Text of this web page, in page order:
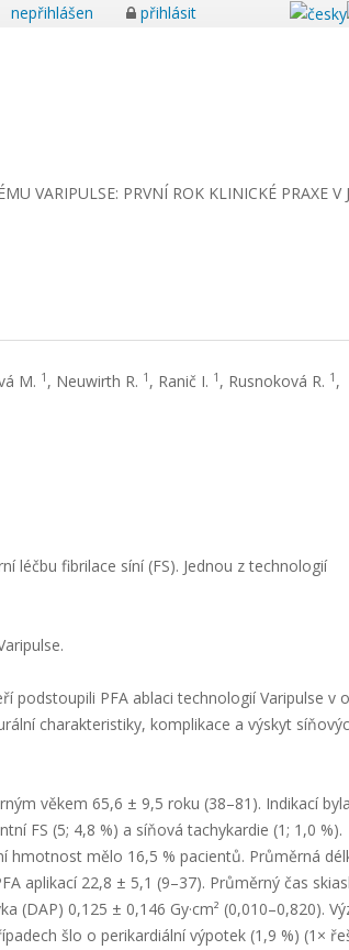
nepřihlášen přihlásit
VARIPULSE: PRVNÍ ROK KLINICKÉ PRAXE V
M. 1 , Neuwirth R. 1 , Ranič I. 1 , Rusnoková R. 1 ,
léčbu fibrilace síní (FS). Jednou z technologií
podstoupili PFA ablaci technologií Varipulse v
charakteristiky, komplikace a výskyt
věkem 65,6 ± 9,5 roku (38–81). Indikací byla
FS (5; 4,8 %) a síňová tachykardie (1; 1,0 %).
hmotnost mělo 16,5 % pacientů. Průměrná
aplikací 22,8 ± 5,1 (9–37). Průměrný čas
(DAP) 0,125 ± 0,146 Gy·cm² (0,010–0,820).
šlo o perikardiální výpotek (1,9 %) (1×